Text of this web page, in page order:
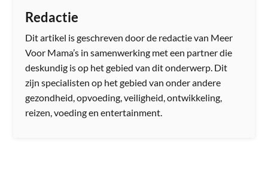
Redactie
Dit artikel is geschreven door de redactie van Meer
Voor Mama’s in samenwerking met een partner die
deskundig is op het gebied van dit onderwerp. Dit
zijn specialisten op het gebied van onder andere
gezondheid, opvoeding, veiligheid, ontwikkeling,
reizen, voeding en entertainment.